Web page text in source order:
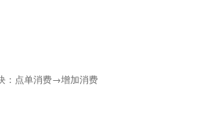
：点单消费→增加消费